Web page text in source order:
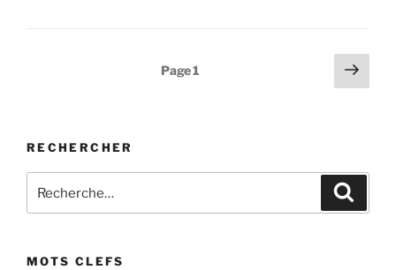
Page1
Page
RECHERCHER
pour
MOTS CLEFS